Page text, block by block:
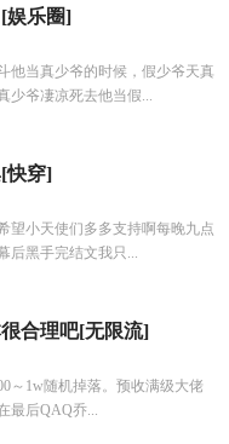
娱乐圈]
他当真少爷的时候，假少爷天真
少爷凄凉死去他当假...
快穿]
望小天使们多多支持啊每晚九点
后黑手完结文我只...
合理吧[无限流]
～1w随机掉落。预收满级大佬
最后QAQ乔...